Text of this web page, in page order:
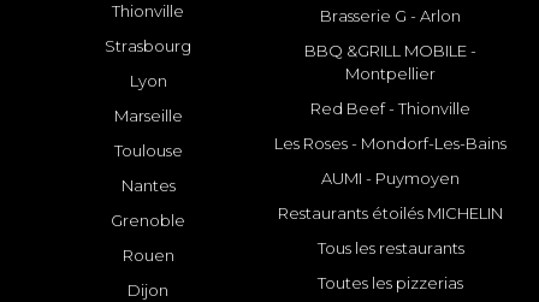
Thionville
Strasbourg
Lyon
Marseille
Toulouse
Nantes
Grenoble
Rouen
Dijon
Brasserie G - Arlon
BBQ &GRILL MOBILE -
Montpellier
Red Beef - Thionville
Les Roses - Mondorf-Les-Bains
AUMI - Puymoyen
Restaurants étoilés MICHELIN
Tous les restaurants
Toutes les pizzerias